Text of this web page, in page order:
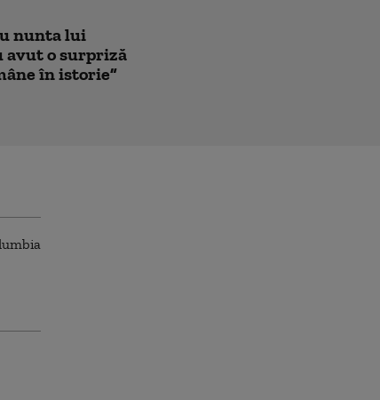
nunta lui
avut o surpriză
în istorie”